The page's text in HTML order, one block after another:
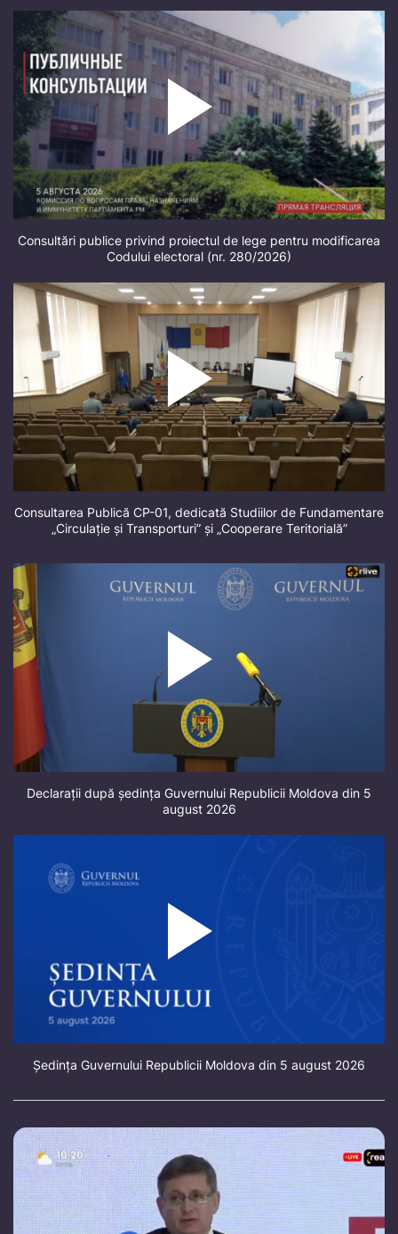
Consultări publice privind proiectul de lege pentru modificarea
Codului electoral (nr. 280/2026)
Consultarea Publică CP-01, dedicată Studiilor de Fundamentare
„Circulație și Transporturi” și „Cooperare Teritorială”
Declarații după ședința Guvernului Republicii Moldova din 5
august 2026
Ședința Guvernului Republicii Moldova din 5 august 2026